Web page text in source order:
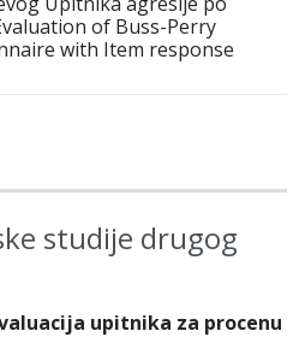
of Buss-Perry
with Item response
studije drugog
upitnika za procenu